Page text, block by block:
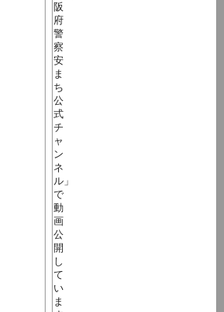
阪
府
警
察
安
ま
ち
公
式
チ
ャ
ン
ネ
ル」
で
動
画
公
開
し
て
い
ま